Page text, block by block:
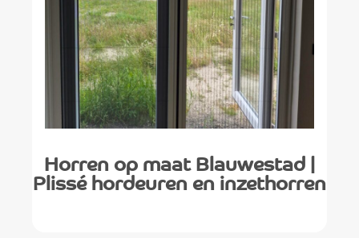
Horren op maat Blauwestad |
Plissé hordeuren en inzethorren